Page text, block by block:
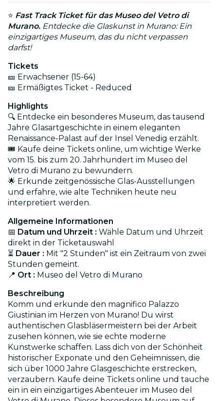
⭐ Fast Track Ticket für das Museo del Vetro di
Murano. Entdecke die Glaskunst in Murano: Ein
einzigartiges Museum, das du nicht verpassen
darfst!
Tickets
🎫 Erwachsener (15-64)
🎫 Ermäßigtes Ticket - Reduced
Highlights
🔍 Entdecke ein besonderes Museum, das tausend
Jahre Glasartgeschichte in einem eleganten
Renaissance-Palast auf der Insel Venedig erzählt.
🎟️ Kaufe deine Tickets online, um wichtige Werke
vom 15. bis zum 20. Jahrhundert im Museo del
Vetro di Murano zu bewundern.
🌟 Erkunde zeitgenössische Glas-Ausstellungen
und erfahre, wie alte Techniken heute neu
interpretiert werden.
Allgemeine Informationen
📅 Datum und Uhrzeit : Wähle Datum und Uhrzeit
direkt in der Ticketauswahl
⏳ Dauer : Mit "2 Stunden" ist ein Zeitraum von zwei
Stunden gemeint.
📍 Ort : Museo del Vetro di Murano
Beschreibung
Komm und erkunde den magnifico Palazzo
Giustinian im Herzen von Murano! Du wirst
authentischen Glasbläsermeistern bei der Arbeit
zusehen können, wie sie echte moderne
Kunstwerke schaffen. Lass dich von der Schönheit
historischer Exponate und den Geheimnissen, die
sich über 1000 Jahre Glasgeschichte erstrecken,
verzaubern. Kaufe deine Tickets online und tauche
ein in ein einzigartiges Abenteuer im Museo del